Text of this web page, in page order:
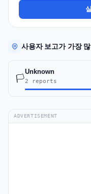
사용자 보고가 가장
🏳️
Unknown
2 reports
ADVERTISEMENT